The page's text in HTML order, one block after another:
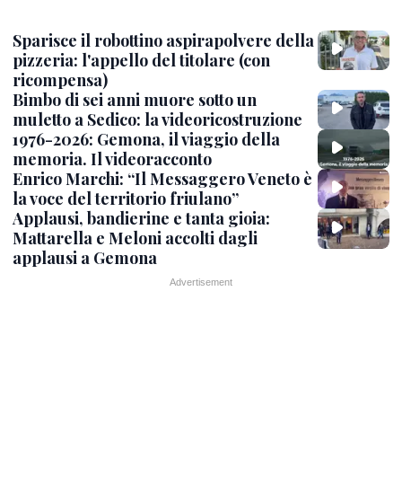
Sparisce il robottino aspirapolvere della
pizzeria: l'appello del titolare (con
ricompensa)
Bimbo di sei anni muore sotto un
muletto a Sedico: la videoricostruzione
1976-2026: Gemona, il viaggio della
memoria. Il videoracconto
Enrico Marchi: “Il Messaggero Veneto è
la voce del territorio friulano”
Applausi, bandierine e tanta gioia:
Mattarella e Meloni accolti dagli
applausi a Gemona